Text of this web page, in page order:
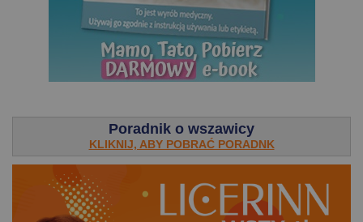
Poradnik o wszawicy
KLIKNIJ, ABY POBRAĆ PORADNK